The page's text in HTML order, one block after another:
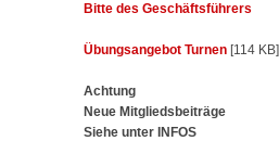
Bitte des Geschäftsführers
Übungsangebot Turnen [114 KB]
Achtung
Neue Mitgliedsbeiträge
Siehe unter INFOS